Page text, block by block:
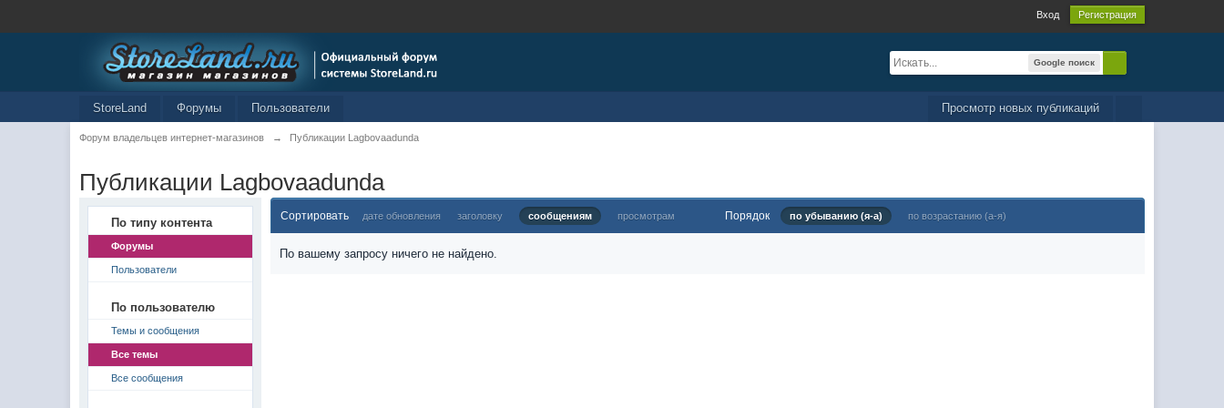
Вход Регистрация
Google поиск
Просмотр новых публикаций
StoreLand Форумы Пользователи
Форум владельцев интернет-магазинов → Публикации Lagbovaadunda
Публикации Lagbovaadunda
По типу контента
Форумы
Пользователи
По пользователю
Темы и сообщения
Все темы
Все сообщения
Сортировать дате обновления заголовку сообщениям просмотрам Порядок по убыванию (я-а) по возрастанию (а-я)
По вашему запросу ничего не найдено.